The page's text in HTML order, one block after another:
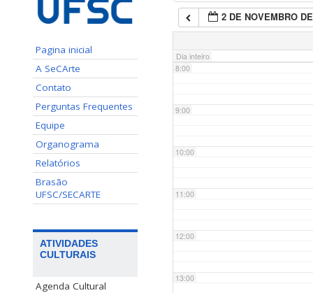
Pagina inicial
A SeCArte
Contato
Perguntas Frequentes
Equipe
Organograma
Relatórios
Brasão
UFSC/SECARTE
ATIVIDADES
CULTURAIS
Agenda Cultural
2 DE NOVEMBRO
Dia inteiro
7:00
8:00
9:00
10:00
11:00
12:00
13:00